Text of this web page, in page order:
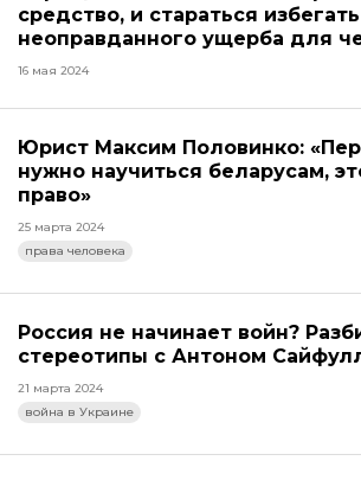
средство, и стараться избегать
неоправданного ущерба для
16 мая 2024
Юрист Максим Половинко:
нужно научиться беларусам,
право»
25 марта 2024
права человека
Россия не начинает войн?
стереотипы с Антоном
21 марта 2024
война в Украине